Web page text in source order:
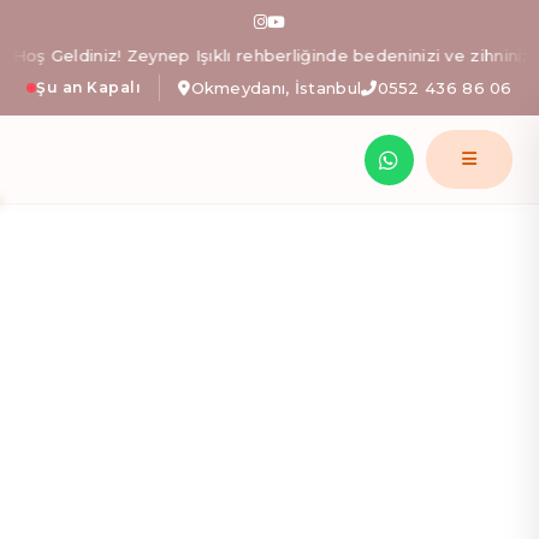
Zeo Pilates: İstanbul
Zeynep Işıklı yönetimindeki Zeo Pilates
Geldiniz! Zeynep Işıklı rehberliğinde bedeninizi ve zihninizi
Şu an Kapalı Okmeydanı, İstanbul 0552 436 86 06